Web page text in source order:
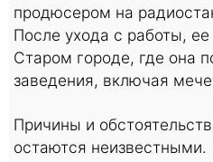
продюсером на
После ухода с работы,
Старом городе, где она
заведения, включая
Причины и
остаются неизвестными.